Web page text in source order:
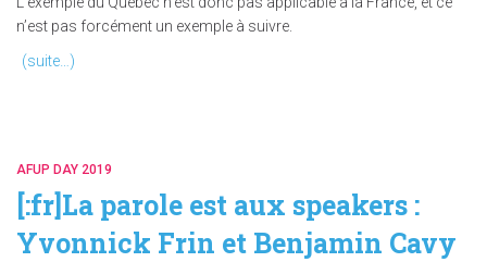
n’est pas forcément un exemple à suivre.
(suite…)
AFUP DAY 2019
[:fr]La parole est aux speakers :
Yvonnick Frin et Benjamin Cavy